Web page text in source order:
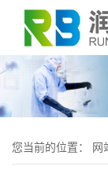
您当前的位置： 网